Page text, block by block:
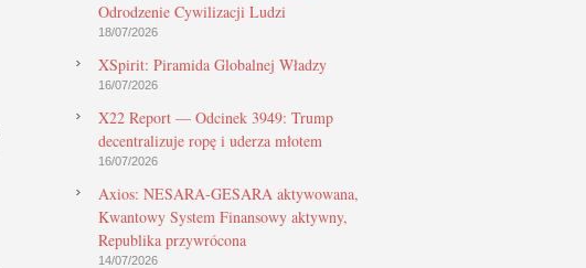
Odrodzenie Cywilizacji Ludzi
18/07/2026
XSpirit: Piramida Globalnej Władzy
16/07/2026
X22 Report — Odcinek 3949: Trump
decentralizuje ropę i uderza młotem
16/07/2026
Axios: NESARA-GESARA aktywowana,
Kwantowy System Finansowy aktywny,
Republika przywrócona
14/07/2026